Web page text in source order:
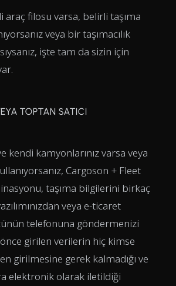
araç filosu varsa, belirli taşıma
veya bir taşımacılık
işte tam da sizin için
TOPTAN SATICI
kendi kamyonlarınız varsa veya
Cargoson + Fleet
taşıma bilgilerini birkaç
veya e-ticaret
telefonuna göndermenizi
girilen verilerin hiç kimse
girilmesine gerek kalmadığı ve
elektronik olarak iletildiği